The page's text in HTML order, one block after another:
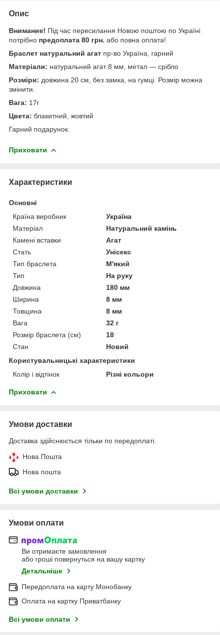
Опис
Внимание! Під час пересилання Новою поштою по Україні
потрібно предоплата 80 грн. або повна оплата!
Браслет натуральний агат пр-во Україна, гарний
Матеріали: натуральний агат 8 мм, метал — срібло
Розміри: довжина 20 см, без замка, на гумці. Розмір можна
змінити.
Вага: 17г
Цвета: блакитний, жовтий
Гарний подарунок.
Приховати
Характеристики
Основні
Країна виробник
Україна
Матеріал
Натуральний камінь
Камені вставки
Агат
Стать
Унісекс
Тип браслета
М'який
Тип
На руку
Довжина
180 мм
Ширина
8 мм
Товщина
8 мм
Вага
32 г
Розмір браслета (см)
18
Стан
Новий
Користувальницькі характеристики
Колір і відтінок
Різні кольори
Приховати
Умови доставки
Доставка здійснюється тільки по передоплаті.
Нова Пошта
Нова пошта
Всі умови доставки
Умови оплати
Ви отримаєте замовлення
або гроші повернуться на вашу картку
Детальніше
Передоплата на карту Монобанку
Оплата на картку Приватбанку
Всі умови оплати